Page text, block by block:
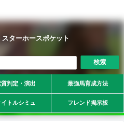
ターホースポケット
検索
質判定・演出 最強馬育成方法
イトルシミュ フレンド掲示板